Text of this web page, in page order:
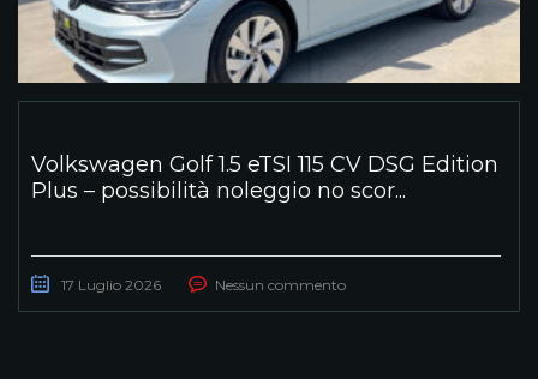
Volkswagen Golf 1.5 eTSI 115 CV DSG Edition
Plus – possibilità noleggio no scor...
17 Luglio 2026 Nessun commento